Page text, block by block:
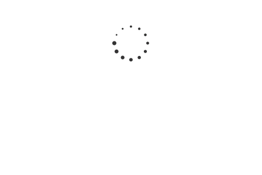
Блок питания iRZ 12V 1000mA (MicroFit-4)
Есть в наличии